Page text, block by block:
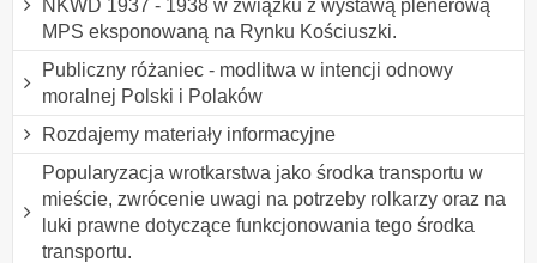
NKWD 1937 - 1938 w związku z wystawą plenerową
MPS eksponowaną na Rynku Kościuszki.
Publiczny różaniec - modlitwa w intencji odnowy
moralnej Polski i Polaków
Rozdajemy materiały informacyjne
Popularyzacja wrotkarstwa jako środka transportu w
mieście, zwrócenie uwagi na potrzeby rolkarzy oraz na
luki prawne dotyczące funkcjonowania tego środka
transportu.